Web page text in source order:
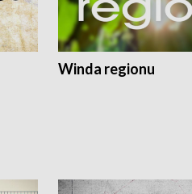
Winda regionu